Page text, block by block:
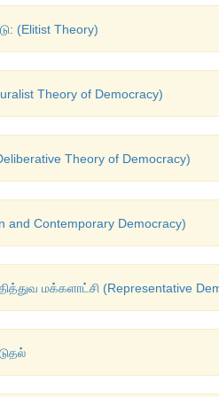
(Elitist Theory)
Theory of Democracy)
Theory of Democracy)
Contemporary Democracy)
மக்களாட்சி (Representative